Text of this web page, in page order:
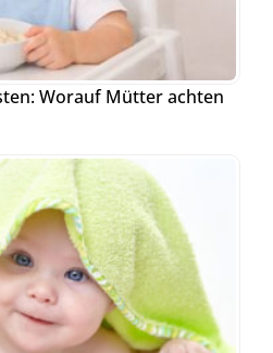
Worauf Mütter achten